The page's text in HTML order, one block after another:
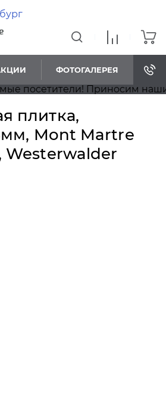
ФОТОГАЛЕРЕЯ
посетители! Приносим наши
плитка,
Mont Martre
Westerwalder